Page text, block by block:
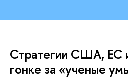
Стратегии США, ЕС
гонке за «ученые